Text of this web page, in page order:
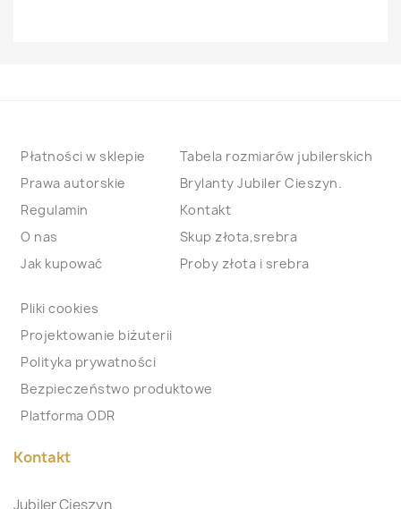
Płatności w sklepie
Prawa autorskie
Regulamin
O nas
Jak kupować
Tabela rozmiarów jubilerskich
Brylanty Jubiler Cieszyn.
Kontakt
Skup złota,srebra
Proby złota i srebra
Pliki cookies
Projektowanie biżuterii
Polityka prywatności
Bezpieczeństwo produktowe
Platforma ODR
Kontakt
Jubiler Cieszyn